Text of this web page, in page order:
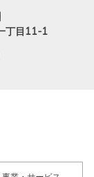
丁目11-1